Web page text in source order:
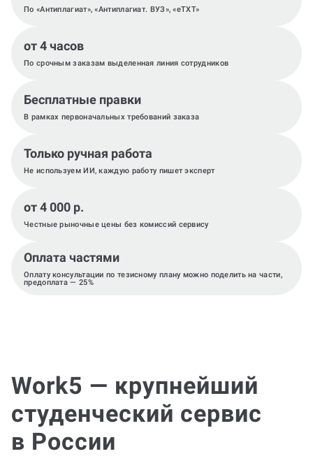
По «Антиплагиат», «Антиплагиат. ВУЗ», «eTXT»
от 4 часов
По срочным заказам выделенная линия сотрудников
Бесплатные правки
В рамках первоначальных требований заказа
Только ручная работа
Не используем ИИ, каждую работу пишет эксперт
от 4 000 р.
Честные рыночные цены без комиссий сервису
Оплата частями
Оплату консультации по тезисному плану можно поделить на части,
предоплата — 25%
Work5 — крупнейший
студенческий сервис
в России